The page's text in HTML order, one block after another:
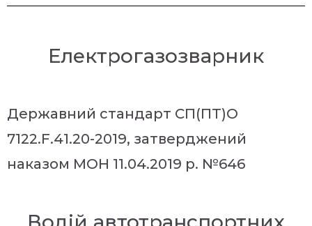
Електрогазозварник
Державний стандарт СП(ПТ)О
7122.F.41.20-2019, затверджений
наказом МОН 11.04.2019 р. №646